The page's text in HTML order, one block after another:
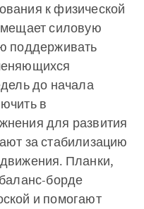
к физической
силовую
поддерживать
до начала
в
для развития
за стабилизацию
Планки,
борде
и помогают